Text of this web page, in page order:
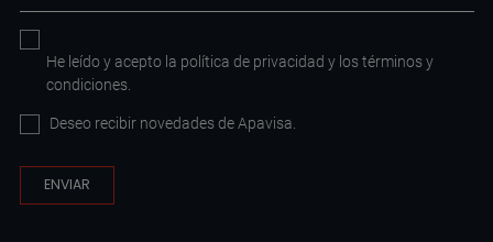
He leído y acepto la política de privacidad y lostérminos y
condiciones
Deseo recibir novedades de Apavisa.